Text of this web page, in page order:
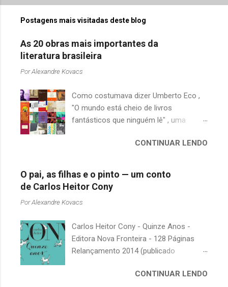
Postagens mais visitadas deste blog
As 20 obras mais importantes da
literatura brasileira
PorAlexandre Kovacs
Como costumava dizer Umberto Eco ,
"O mundo está cheio de livros
fantásticos que ninguém lê" , uma
quando falamos de clássicos da
escritores brasileiros, somos forçados
a uma avaliação burocrática na escola e
acabamos adquirindo uma certa
antipatia a determinado livro ou autor
justamente o contrário. É surpreendente
como uma segunda visita a essas
obras, já em nossa maturidade, pode
escondido, bem ali na nossa estante.
CONTINUAR LENDO
O pai, as filhas e o pinto — um conto
de Carlos Heitor Cony
PorAlexandre Kovacs
Carlos Heitor Cony - Quinze Anos -
Editora Nova Fronteira - 128 Páginas
Relançamento 2014 (publicado
com deliciosos contos sobre a infância
CONTINUAR LENDO